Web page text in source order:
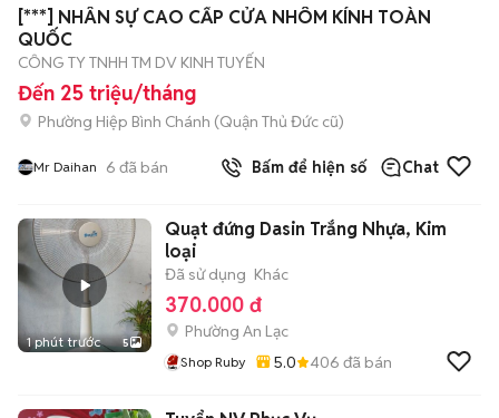
[***] NHÂN SỰ CAO CẤP CỬA NHÔM KÍNH TOÀN
QUỐC
CÔNG TY TNHH TM DV KINH TUYẾN
Đến 25 triệu/tháng
Phường Hiệp Bình Chánh (Quận Thủ Đức cũ)
Mr Daihan 6 đã bán Bấm để hiện số Chat
1 phút trước 5
Quạt đứng Dasin Trắng Nhựa, Kim
loại
Đã sử dụng Khác
370.000 đ
Phường An Lạc
Shop Ruby 5.0 406 đã bán